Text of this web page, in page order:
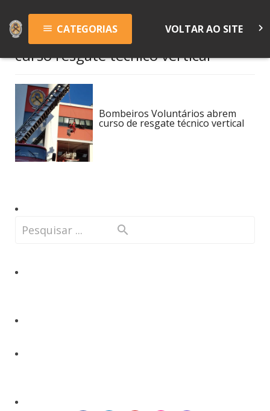
menu CATEGORIAS VOLTAR AO SITE keyboard_arrow_right
curso resgate técnico vertical
Bombeiros Voluntários abrem
curso de resgate técnico vertical